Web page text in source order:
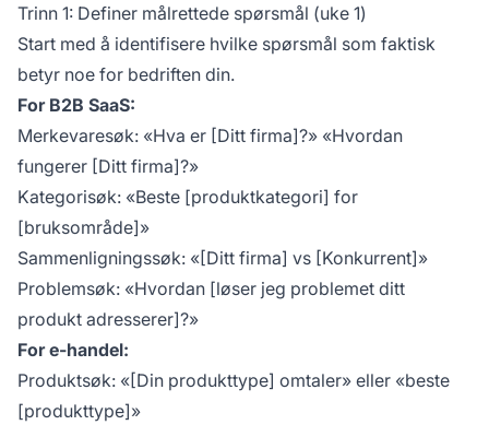
Trinn 1: Definer målrettede spørsmål (uke 1)
Start med å identifisere hvilke spørsmål som faktisk
betyr noe for bedriften din.
For B2B SaaS:
Merkevaresøk: «Hva er [Ditt firma]?» «Hvordan
fungerer [Ditt firma]?»
Kategorisøk: «Beste [produktkategori] for
[bruksområde]»
Sammenligningssøk: «[Ditt firma] vs [Konkurrent]»
Problemsøk: «Hvordan [løser jeg problemet ditt
produkt adresserer]?»
For e-handel:
Produktsøk: «[Din produkttype] omtaler» eller «beste
[produkttype]»